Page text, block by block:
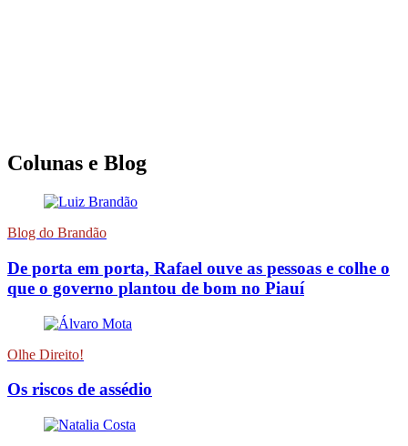
Colunas e Blog
Blog do Brandão
De porta em porta, Rafael ouve as pessoas e colhe o
que o governo plantou de bom no Piauí
Olhe Direito!
Os riscos de assédio